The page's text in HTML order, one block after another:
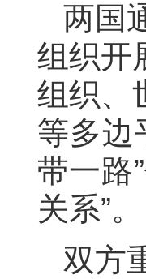
两国
组织开
组织、
等多边
带一路”
关系”。
双方